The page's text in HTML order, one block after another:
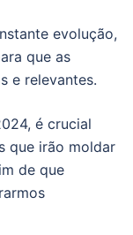
evolução,
que as
e relevantes.
é crucial
que irão moldar
de que